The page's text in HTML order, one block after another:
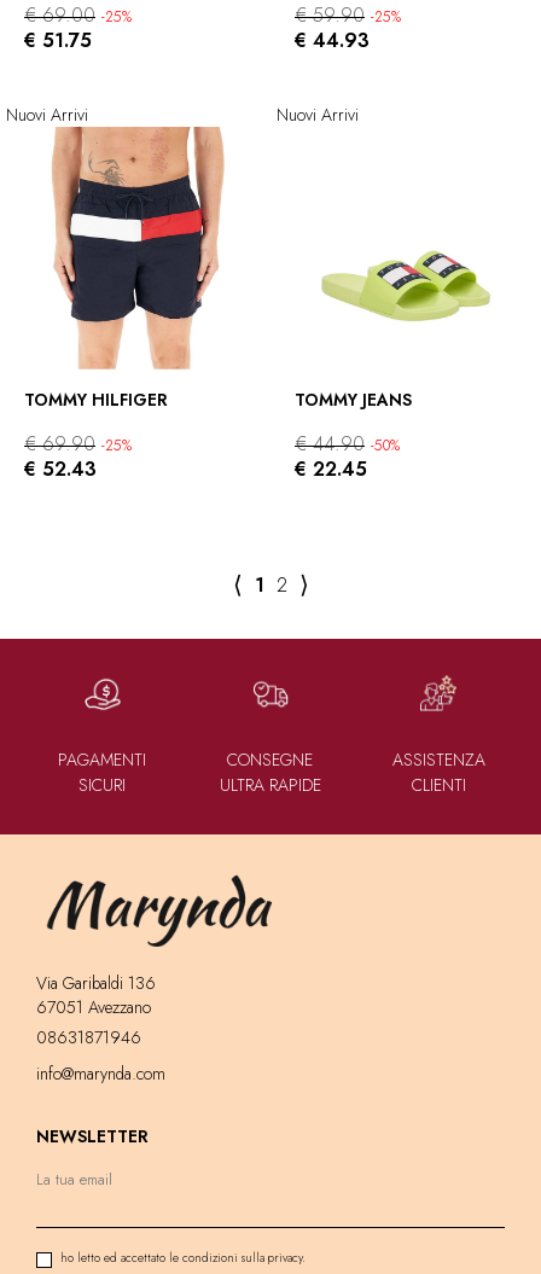
€ 69.00 -25%
€ 51.75
€ 59.90 -25%
€ 44.93
Nuovi Arrivi
TOMMY HILFIGER
€ 69.90 -25%
€ 52.43
Nuovi Arrivi
TOMMY JEANS
€ 44.90 -50%
€ 22.45
⟨ 1 2 ⟩
PAGAMENTI
SICURI
CONSEGNE
ULTRA RAPIDE
ASSISTENZA
CLIENTI
Via Garibaldi 136
67051 Avezzano
08631871946
info@marynda.com
NEWSLETTER
ho letto ed accettato le condizioni sulla privacy.